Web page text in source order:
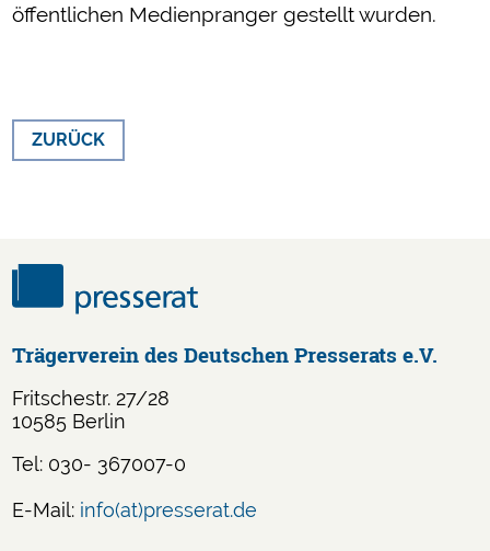
öffentlichen Medienpranger gestellt wurden.
ZURÜCK
Trägerverein des Deutschen Presserats e.V.
Fritschestr. 27/28
10585 Berlin
Tel: 030- 367007-0
E-Mail: info(at)presserat.de